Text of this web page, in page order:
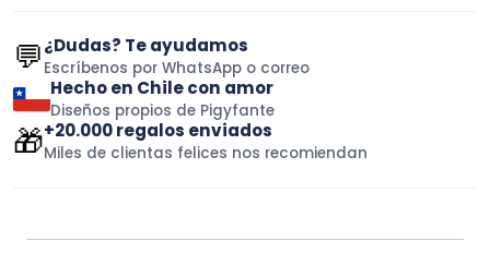
💬¿Dudas? Te ayudamos
Escríbenos por WhatsApp o correo
Hecho en Chile con amor
Diseños propios de Pigyfante
🎁+20.000 regalos enviados
Miles de clientas felices nos recomiendan